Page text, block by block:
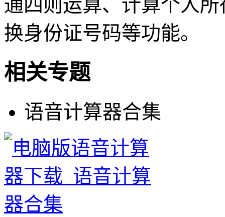
通四则运算、计算个人
换身份证号码等功能。
相关专题
语音计算器合集